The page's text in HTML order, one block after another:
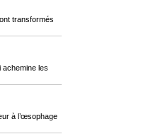
transformés
achemine les
à l’œsophage